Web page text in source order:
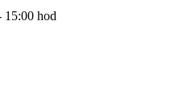
15:00 hod